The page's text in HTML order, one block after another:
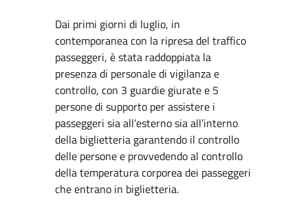
Dai primi giorni di luglio, in
contemporanea con la ripresa del traffico
passeggeri, è stata raddoppiata la
presenza di personale di vigilanza e
controllo, con 3 guardie giurate e 5
persone di supporto per assistere i
passeggeri sia all’esterno sia all’interno
della biglietteria garantendo il controllo
delle persone e provvedendo al controllo
della temperatura corporea dei passeggeri
che entrano in biglietteria.